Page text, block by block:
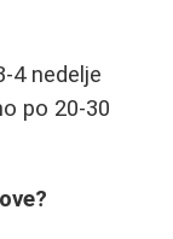
4 nedelje
po 20-30